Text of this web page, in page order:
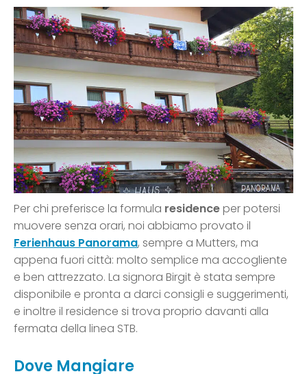
Per chi preferisce la formula residenceper potersi
muovere senza orari, noi abbiamo provato il
Ferienhaus Panorama, sempre a Mutters, ma
appena fuori città: molto semplice ma accogliente
e ben attrezzato. La signora Birgit è stata sempre
disponibile e pronta a darci consigli e suggerimenti,
e inoltre il residence si trova proprio davanti alla
fermata della linea STB.
Dove Mangiare